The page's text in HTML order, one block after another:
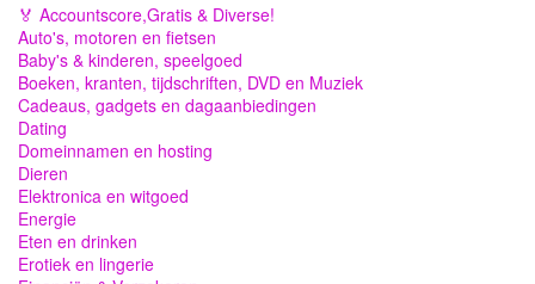
🏅 Accountscore,Gratis & Diverse!
Auto's, motoren en fietsen
Baby's & kinderen, speelgoed
Boeken, kranten, tijdschriften, DVD en Muziek
Cadeaus, gadgets en dagaanbiedingen
Dating
Domeinnamen en hosting
Dieren
Elektronica en witgoed
Energie
Eten en drinken
Erotiek en lingerie